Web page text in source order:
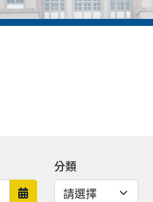
日期範圍結束
分類